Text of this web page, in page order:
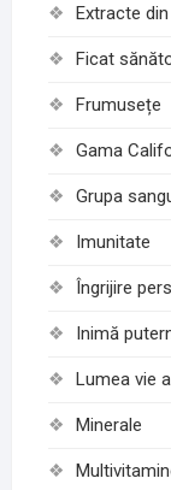
Extracte
Ficat
Frumusețe
Gama
Grupa
Imunitate
Îngrijire
Inimă
Lumea vie
Minerale